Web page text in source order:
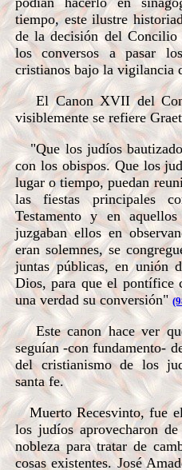
tiempo, este ilustre
de la decisión del
los conversos a pasar
cristianos bajo la vigilancia
El Canon XVII del
visiblemente se refiere
"Que los judíos
con los obispos. Que los
lugar o tiempo, puedan
las fiestas principales
Testamento y en
juzgaban ellos en
eran solemnes, se
juntas públicas, en unión
Dios, para que el pontífice
una verdad su conversión"
Este canon hace ver
seguían -con fundamento-
del cristianismo de los
santa fe.
Muerto Recesvinto, fue
los judíos aprovecharon
nobleza para tratar de
cosas existentes. José